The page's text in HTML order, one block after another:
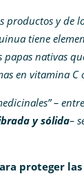
productos y de
tiene
papas nativas
en vitamina C
–
y sólida–
proteger